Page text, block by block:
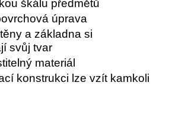
škálu předmětů
úprava
a základna si
svůj tvar
materiál
konstrukci lze vzít kamkoli